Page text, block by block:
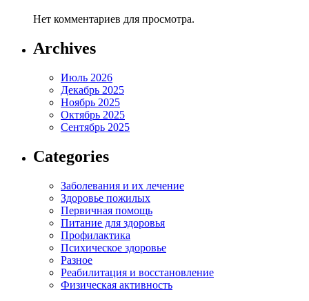
Нет комментариев для просмотра.
Archives
Июль 2026
Декабрь 2025
Ноябрь 2025
Октябрь 2025
Сентябрь 2025
Categories
Заболевания и их лечение
Здоровье пожилых
Первичная помощь
Питание для здоровья
Профилактика
Психическое здоровье
Разное
Реабилитация и восстановление
Физическая активность